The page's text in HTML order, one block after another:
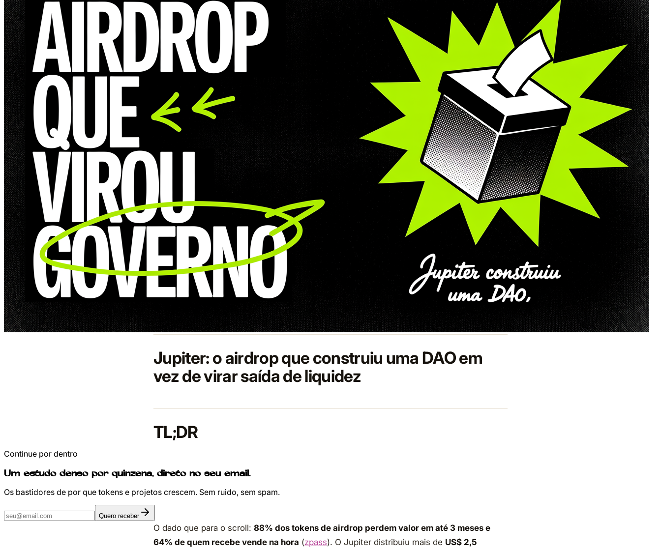
Jupiter: o airdrop que construiu uma DAO em
vez de virar saída de liquidez
TL;DR
Continue por dentro
Um estudo denso por quinzena, direto no seu email.
Os bastidores de por que tokens e projetos crescem. Sem ruido, sem spam.
Quero receber
O dado que para o scroll: 88% dos tokens de airdrop perdem valor em até 3 meses e
64% de quem recebe vende na hora (zpass). O Jupiter distribuiu mais de US$ 2,5